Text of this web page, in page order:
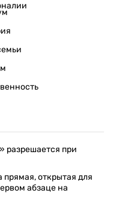
разрешается при
открытая для
абзаце на